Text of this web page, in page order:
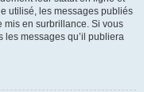
utilisé, les messages publiés
mis en surbrillance. Si vous
les messages qu’il publiera